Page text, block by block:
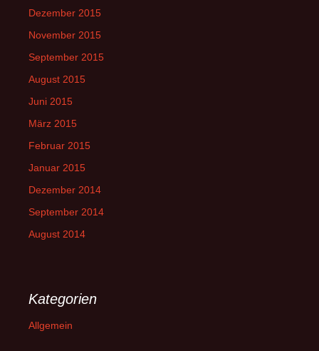
Dezember 2015
November 2015
September 2015
August 2015
Juni 2015
März 2015
Februar 2015
Januar 2015
Dezember 2014
September 2014
August 2014
Kategorien
Allgemein